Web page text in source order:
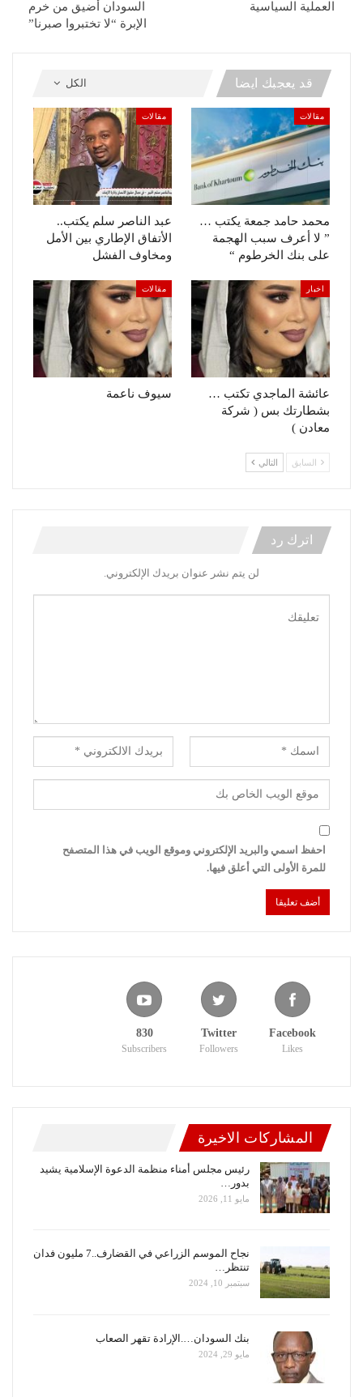
العملية السياسية
السودان أضيق من خرم
الإبرة “لا تختبروا صبرنا”
الكل قد يعجبك ايضا
مقالات
محمد حامد جمعة يكتب …
” لا أعرف سبب الهجمة
على بنك الخرطوم “
مقالات
عبد الناصر سلم يكتب..
الأتفاق الإطاري بين الأمل
ومخاوف الفشل
اخبار
عائشة الماجدي تكتب …
بشطارتك بس ( شركة
معادن )
مقالات
سيوف ناعمة
السابق التالي
اترك رد
لن يتم نشر عنوان بريدك الإلكتروني.
احفظ اسمي والبريد الإلكتروني وموقع الويب في هذا المتصفح
للمرة الأولى التي أعلق فيها.
Facebook
Likes
Twitter
Followers
830
Subscribers
المشاركات الاخيرة
رئيس مجلس أمناء منظمة الدعوة الإسلامية يشيد
بدور…
مايو 11, 2026
نجاح الموسم الزراعي في القضارف..7 مليون فدان
تنتظر…
سبتمبر 10, 2024
بنك السودان….الإرادة تقهر الصعاب
مايو 29, 2024